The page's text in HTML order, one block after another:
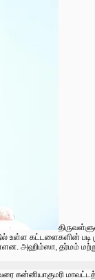
கட்டளைகளின் படி
அஹிம்ஸா,
கன்னியாகுமரி